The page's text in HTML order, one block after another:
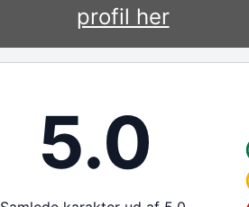
profil her
5.0